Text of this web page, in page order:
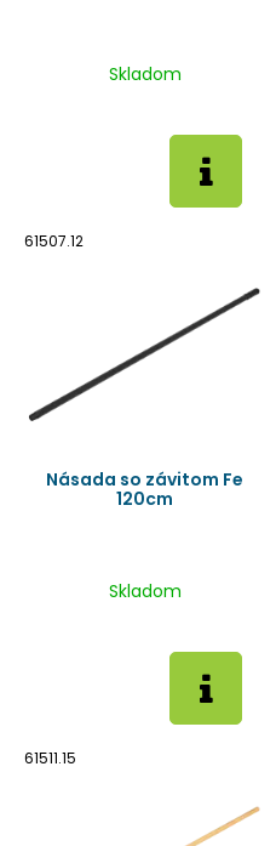
Skladom
61507.12
Násada so závitom Fe
120cm
Skladom
61511.15